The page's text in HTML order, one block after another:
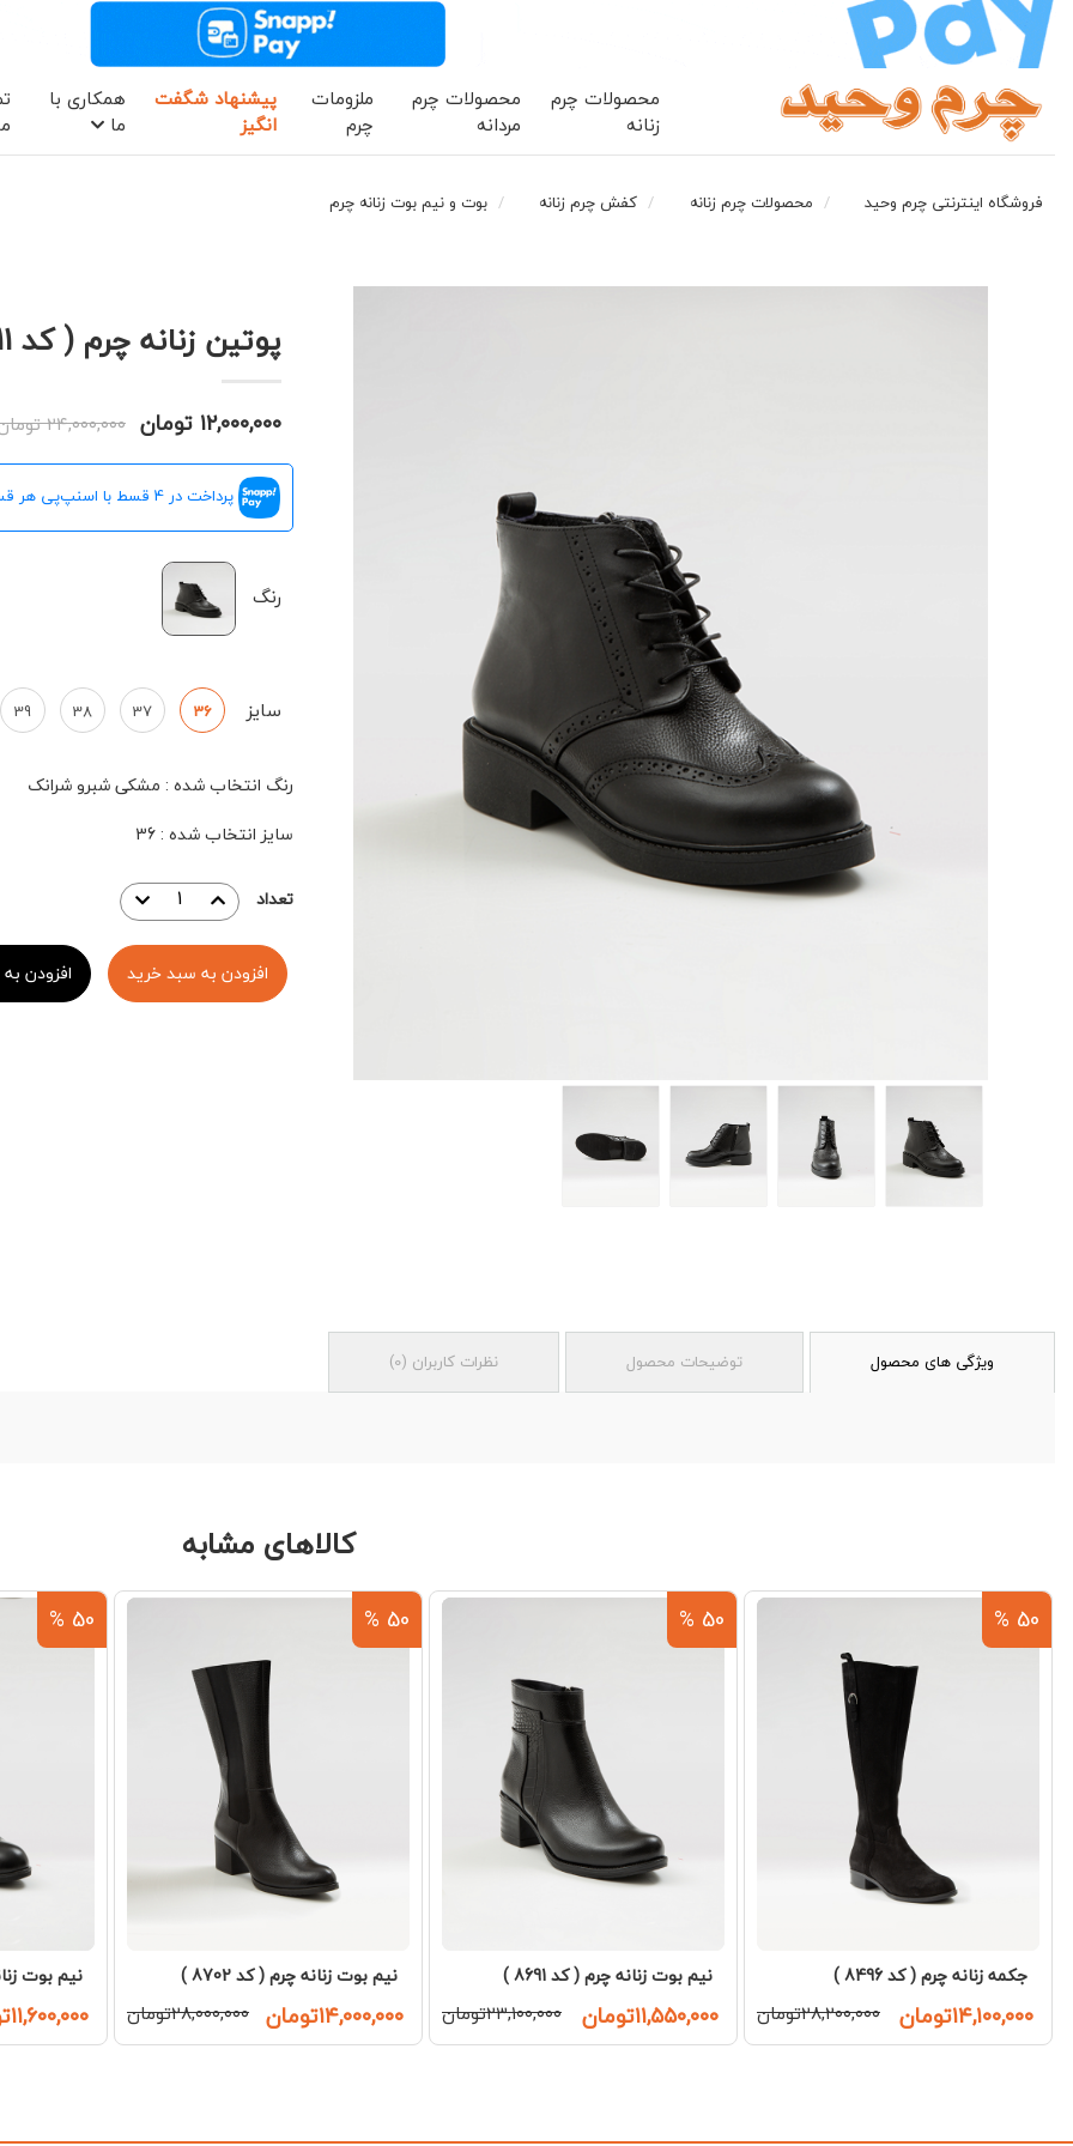
محصولات چرم
زنانه
محصولات چرم
مردانه
ملزومات
چرم
پیشنهاد شگفت
انگیز
همکاری با
ما
فروشگاه اینترنتی چرم وحید محصولات چرم زنانه کفش چرم زنانه بوت و نیم بوت زنانه چرم
پوتین زنانه چرم ( کد 9211 )
۱۲,۰۰۰,۰۰۰ تومان ۲۴,۰۰۰,۰۰۰ تومان
پرداخت در 4 قسط با اسنپ‌پی هر قسط
رنگ
سایز 36
37
38
39
رنگ انتخاب شده : مشکی شبرو شرانک
سایز انتخاب شده :
36
تعداد
افزودن به سبد خرید افزودن
ویژگی های محصول توضیحات محصول نظرات کاربران (
0
)
کالاهای مشابه
50 %
جکمه زنانه چرم ( کد 8496 )
۱۴,۱۰۰,۰۰۰تومان ۲۸,۲۰۰,۰۰۰تومان
50 %
نیم بوت زنانه چرم ( کد 8691 )
۱۱,۵۵۰,۰۰۰تومان ۲۳,۱۰۰,۰۰۰تومان
50 %
نیم بوت زنانه چرم ( کد 8702 )
۱۴,۰۰۰,۰۰۰تومان ۲۸,۰۰۰,۰۰۰تومان
50 %
نیم بوت
۱۱,۶۰۰,۰۰۰تومان